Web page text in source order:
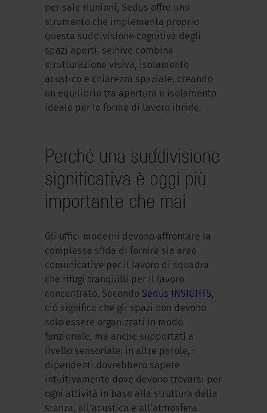
per sale riunioni, Sedus offre uno
strumento che implementa proprio
questa suddivisione cognitiva degli
spazi aperti. se:hive combina
strutturazione visiva, isolamento
acustico e chiarezza spaziale, creando
un equilibrio tra apertura e isolamento
ideale per le forme di lavoro ibride.
Perché una suddivisione
significativa è oggi più
importante che mai
Gli uffici moderni devono affrontare la
complessa sfida di fornire sia aree
comunicative per il lavoro di squadra
che rifugi tranquilli per il lavoro
concentrato. Secondo Sedus INSIGHTS,
ciò significa che gli spazi non devono
solo essere organizzati in modo
funzionale, ma anche supportati a
livello sensoriale: in altre parole, i
dipendenti dovrebbero sapere
intuitivamente dove devono trovarsi per
ogni attività in base alla struttura della
stanza, all’acustica e all’atmosfera.